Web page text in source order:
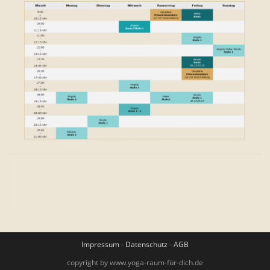
Impressum- Datenschutz -AGB
copyright by www.yoga-raum-für-dich.de